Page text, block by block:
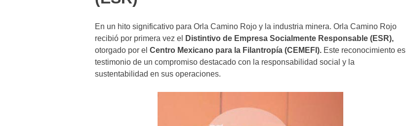
En un hito significativo para Orla Camino Rojo y la industria minera. Orla Camino Rojo
recibió por primera vez el
Distintivo de Empresa Socialmente Responsable (ESR),
otorgado por el Centro Mexicano para la Filantropía (CEMEFI). Este reconocimiento es
testimonio de un compromiso destacado con la responsabilidad social y la
sustentabilidad en sus operaciones.